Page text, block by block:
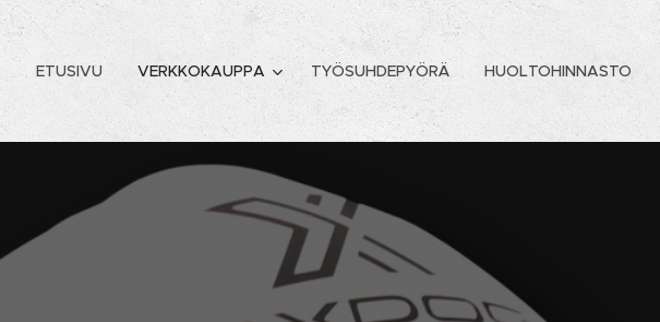
ETUSIVU VERKKOKAUPPA TYÖSUHDEPYÖRÄ HUOLTOHINNASTO